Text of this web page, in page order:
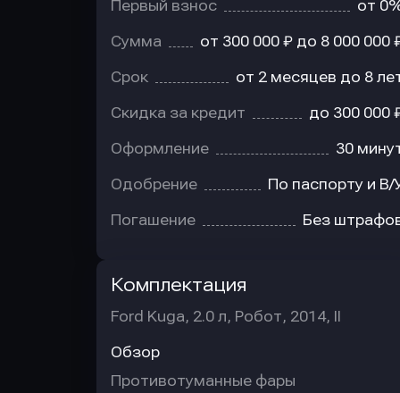
Первый взнос от
Сумма от 300 000 ₽ до 8 000 000
Срок от 2 месяцев до 8
Скидка за кредит до 300 000
Оформление 30
Одобрение По паспорту и В/
Погашение Без
Комплектация
Ford Kuga, 2.0 л, Робот, 2014, II
Обзор
Противотуманные фары